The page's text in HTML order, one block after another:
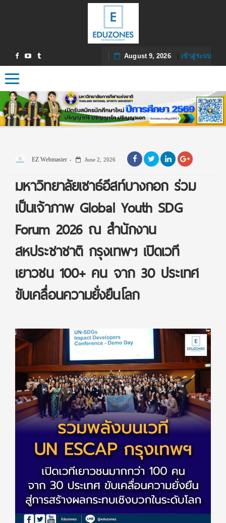
August 9, 2026| เข้าสู่ระบบ
Toggle navigation
EZ Webmaster June 2, 2026
มหาวิทยาลัยเซาธ์อีสท์บางกอก ร่วม
เป็นเจ้าภาพ Global Youth SDG
Forum 2026 ณ สำนักงาน
สหประชาชาติ กรุงเทพฯ เปิดเวที
เยาวชน 100+ คน จาก 30 ประเทศ
ขับเคลื่อนความยั่งยืนโลก